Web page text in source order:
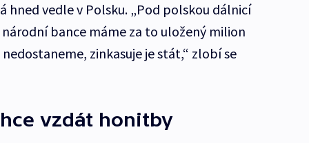
hned vedle v Polsku. „Pod polskou dálnicí
národní bance máme za to uložený milion
zinkasuje je stát,“ zlobí se
vzdát honitby